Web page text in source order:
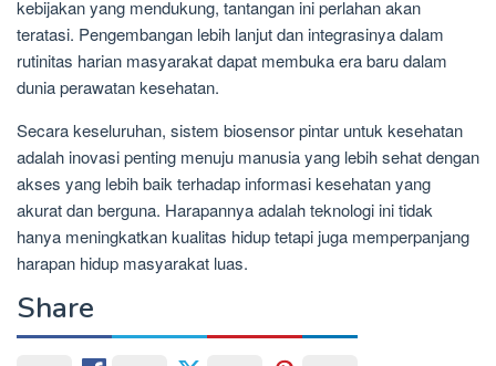
kebijakan yang mendukung, tantangan ini perlahan akan
teratasi. Pengembangan lebih lanjut dan integrasinya dalam
rutinitas harian masyarakat dapat membuka era baru dalam
dunia perawatan kesehatan.
Secara keseluruhan, sistem biosensor pintar untuk kesehatan
adalah inovasi penting menuju manusia yang lebih sehat dengan
akses yang lebih baik terhadap informasi kesehatan yang
akurat dan berguna. Harapannya adalah teknologi ini tidak
hanya meningkatkan kualitas hidup tetapi juga memperpanjang
harapan hidup masyarakat luas.
Share